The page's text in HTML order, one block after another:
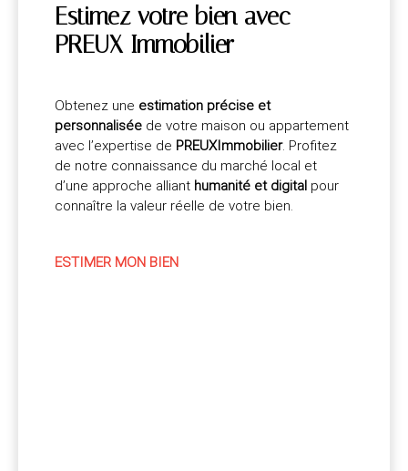
Estimez votre bien avec
PREUX Immobilier
Obtenez une estimation précise et
personnalisée de votre maison ou appartement
avec l’expertise de PREUXImmobilier. Profitez
de notre connaissance du marché local et
d’une approche alliant humanité et digital pour
connaître la valeur réelle de votre bien.
ESTIMER MON BIEN